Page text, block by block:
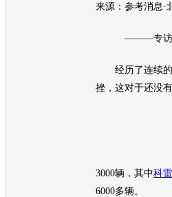
来源：参考消息·
———专访
经历了连续的“
挫，这对于还没
3000辆，其中科
6000多辆。